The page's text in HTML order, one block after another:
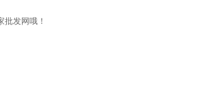
批发网哦！